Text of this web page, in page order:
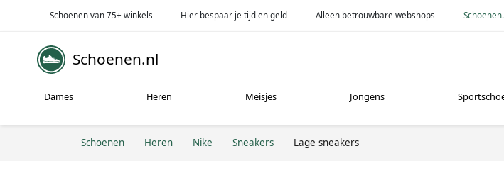
Schoenen van 75+ winkels Hier bespaar je tijd en geld Alleen betrouwbare webshops
Schoenen.nl
Dames Heren Meisjes Jongens
Schoenen Heren Nike Sneakers Lage sneakers